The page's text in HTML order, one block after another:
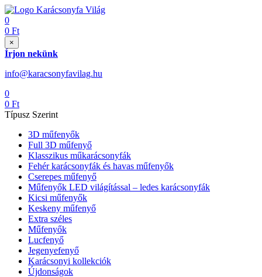
0
0 Ft
×
Írjon nekünk
info@karacsonyfavilag.hu
0
0 Ft
Típusz Szerint
3D műfenyők
Full 3D műfenyő
Klasszikus műkarácsonyfák
Fehér karácsonyfák és havas műfenyők
Cserepes műfenyő
Műfenyők LED világítással – ledes karácsonyfák
Kicsi műfenyők
Keskeny műfenyő
Extra széles
Műfenyők
Lucfenyő
Jegenyefenyő
Karácsonyi kollekciók
Újdonságok